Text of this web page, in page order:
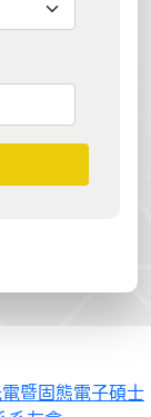
暨固態電子碩士